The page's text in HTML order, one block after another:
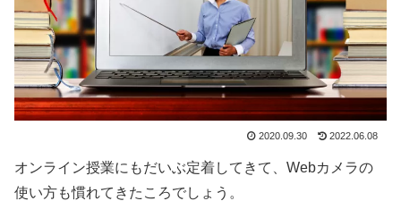
2020.09.30 2022.06.08
オンライン授業にもだいぶ定着してきて、Webカメラの
使い方も慣れてきたころでしょう。